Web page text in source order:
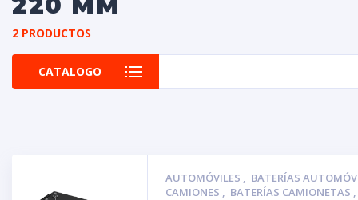
2 PRODUCTOS
CATALOGO
AUTOMÓVILES , BATERÍAS
CAMIONES , BATERÍAS CAMIONETAS